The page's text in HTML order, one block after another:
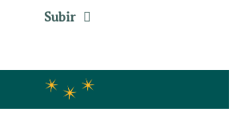
Subir